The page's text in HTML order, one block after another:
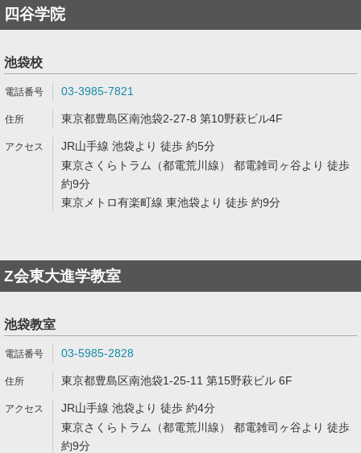
四谷学院
池袋校
03-3985-7821
東京都豊島区南池袋2-27-8 第10野萩ビル4F
JR山手線 池袋より 徒歩 約5分
東京さくらトラム（都電荒川線） 都電雑司ヶ谷より 徒歩
約9分
東京メトロ有楽町線 東池袋より 徒歩 約9分
Z会東大進学教室
池袋教室
03-5985-2828
東京都豊島区南池袋1-25-11 第15野萩ビル 6F
JR山手線 池袋より 徒歩 約4分
東京さくらトラム（都電荒川線） 都電雑司ヶ谷より 徒歩
約9分